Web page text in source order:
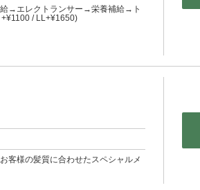
→エレクトランサー→栄養補給→ト
/ LL+¥1650)
客様の髪質に合わせたスペシャルメ